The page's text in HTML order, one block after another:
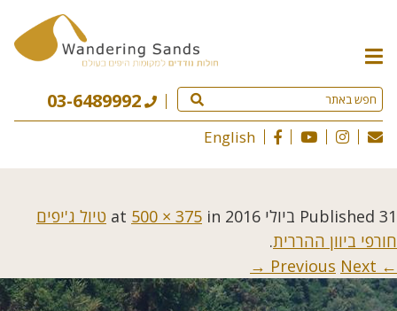
תפריט
האתר
03-6489992
English
Published 31 ביולי 2016 500 × 375 in
טיול ג'יפים
חורפי ביוון ההררית.
← Previous
Next →